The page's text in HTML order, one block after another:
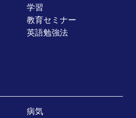
学習
教育セミナー
英語勉強法
病気